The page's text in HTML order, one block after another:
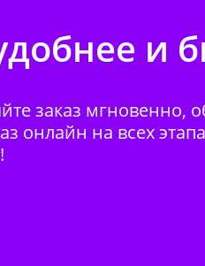
и
заказ мгновенно,
онлайн на всех